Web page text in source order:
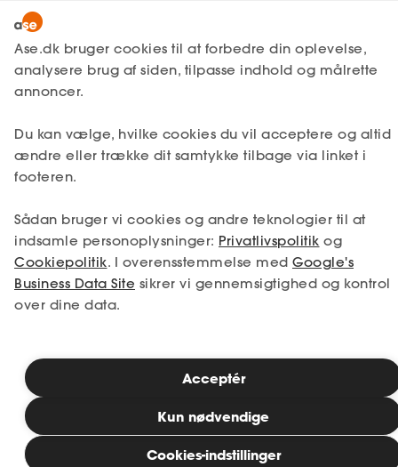
MitAse
Ase Selvstændig
Dokumenter.dk
Lønmodtager
A-kasse
Fagforening
Lønsikring
Få svar
Selvstændig
Studerende
Bliv medlem
A-kasse for læger
Når diagnosen er usikker, skal din tryghed ikke være
det
Som læge har du et arbejde med stort ansvar, højt
tempo og mange skift – både i opgaver og stillinger.
Ase.dk bruger cookies til at forbedre din oplevelse,
analysere brug af siden, tilpasse indhold og målrette
annoncer.
Du kan vælge, hvilke cookies du vil acceptere og altid
ændre eller trække dit samtykke tilbage via linket i
footeren.
Sådan bruger vi cookies og andre teknologier til at
indsamle personoplysninger: Privatlivspolitik og
Cookiepolitik. I overensstemmelse med Google's
Business Data Site sikrer vi gennemsigtighed og kontrol
over dine data.
Cookies-indstillinger
Kun nødvendige
Acceptér